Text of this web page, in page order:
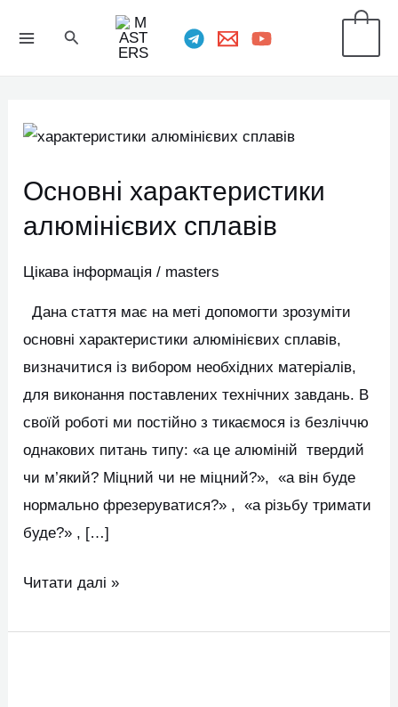
Пошук
Основні характеристики
алюмінієвих сплавів
Цікава інформація / masters
Дана стаття має на меті допомогти зрозуміти
основні характеристики алюмінієвих сплавів,
визначитися із вибором необхідних матеріалів,
для виконання поставлених технічних завдань. В
своїй роботі ми постійно з тикаємося із безліччю
однакових питань типу: «а це алюміній твердий
чи м’який? Міцний чи не міцний?», «а він буде
нормально фрезеруватися?» , «а різьбу тримати
буде?» , […]
Основні
алюмінієвих
сплавів
Читати далі »